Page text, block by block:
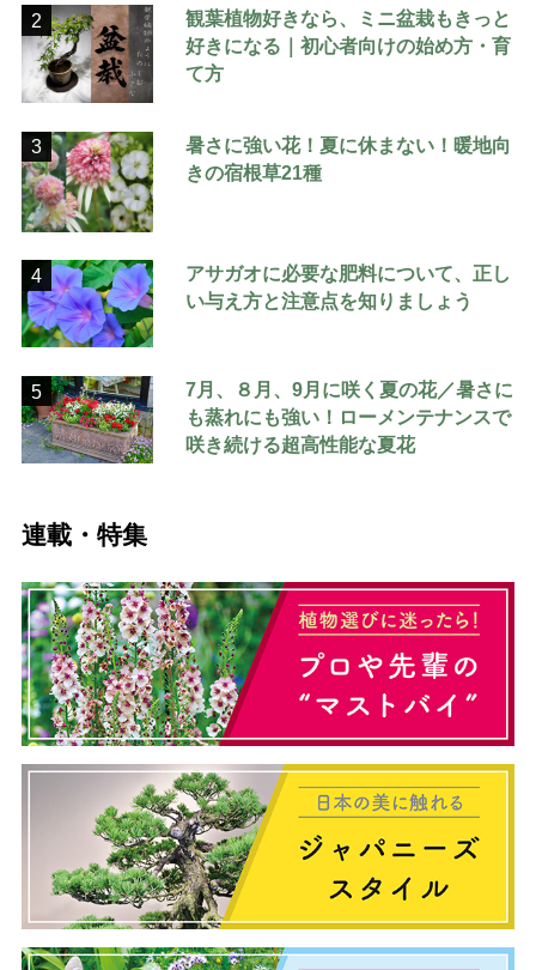
2
観葉植物好きなら、ミニ盆栽もきっと
好きになる｜初心者向けの始め方・育
て方
3
暑さに強い花！夏に休まない！暖地向
きの宿根草21種
4
アサガオに必要な肥料について、正し
い与え方と注意点を知りましょう
5
7月、８月、9月に咲く夏の花／暑さに
も蒸れにも強い！ローメンテナンスで
咲き続ける超高性能な夏花
連載・特集